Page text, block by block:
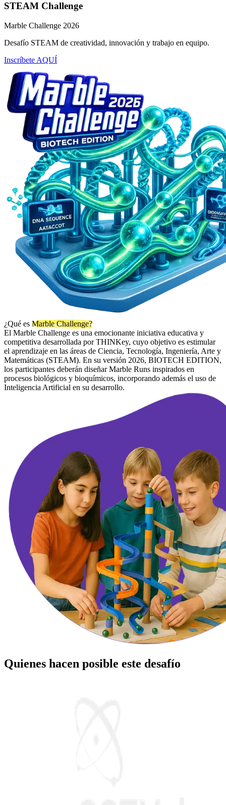
STEAM Challenge
Marble Challenge 2026
Desafío STEAM de creatividad, innovación y trabajo en equipo.
Inscríbete AQUÍ
¿Qué es Marble Challenge?
El Marble Challenge es una emocionante iniciativa educativa y
competitiva desarrollada por THINKey, cuyo objetivo es estimular
el aprendizaje en las áreas de Ciencia, Tecnología, Ingeniería, Arte y
Matemáticas (STEAM). En su versión 2026, BIOTECH EDITION,
los participantes deberán diseñar Marble Runs inspirados en
procesos biológicos y bioquímicos, incorporando además el uso de
Inteligencia Artificial en su desarrollo.
Quienes hacen posible este desafío